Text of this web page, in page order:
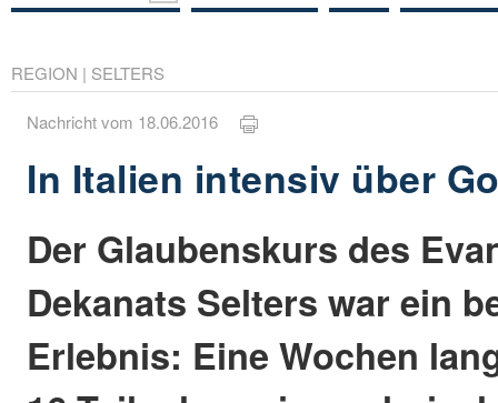
REGION | SELTERS
Nachricht vom 18.06.2016
In Italien intensiv über
Der Glaubenskurs des
Dekanats Selters war ein
Erlebnis: Eine Wochen